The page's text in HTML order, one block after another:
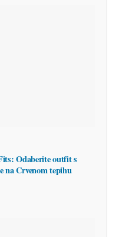
Odaberite outfit s
na Crvenom tepihu